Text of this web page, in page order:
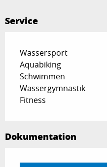
Service
Wassersport
Aquabiking
Schwimmen
Wassergymnastik
Fitness
Dokumentation